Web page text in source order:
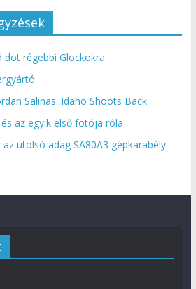
dot régebbi Glockokra
Salinas: Idaho Shoots Back
az egyik első fotója róla
utolsó adag SA80A3 gépkarabély